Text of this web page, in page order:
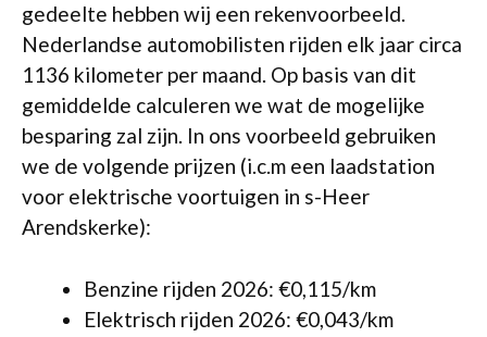
gedeelte hebben wij een rekenvoorbeeld.
Nederlandse automobilisten rijden elk jaar circa
1136 kilometer per maand. Op basis van dit
gemiddelde calculeren we wat de mogelijke
besparing zal zijn. In ons voorbeeld gebruiken
we de volgende prijzen (i.c.m een laadstation
voor elektrische voortuigen in s-Heer
Arendskerke):
Benzine rijden 2026: €0,115/km
Elektrisch rijden 2026: €0,043/km